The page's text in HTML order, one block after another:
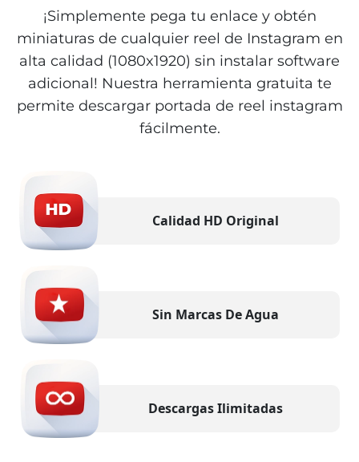
¡Simplemente pega tu enlace y obtén
miniaturas de cualquier reel de Instagram en
alta calidad (1080x1920) sin instalar software
adicional! Nuestra herramienta gratuita te
permite descargar portada de reel instagram
fácilmente.
Calidad HD Original
Sin Marcas De Agua
Descargas Ilimitadas